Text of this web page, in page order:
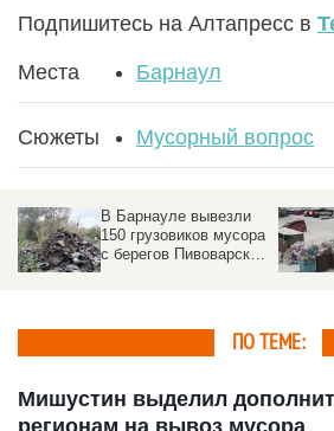
Подпишитесь на Алтапресс в
Места Барнаул
Сюжеты Мусорный вопрос
В Барнауле вывезли
150 грузовиков мусора
с берегов Пивоварского
ПО ТЕМЕ:
Мишустин выделил
регионам на вывоз мусора